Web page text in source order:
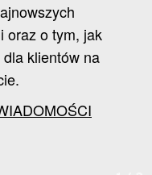
oraz o tym, jak
dla klientów na